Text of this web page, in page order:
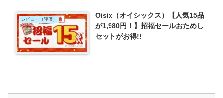
レビュー（評価）
Oisix（オイシックス）【人気15品
が1,980円！】招福セールおためし
セットがお得!!